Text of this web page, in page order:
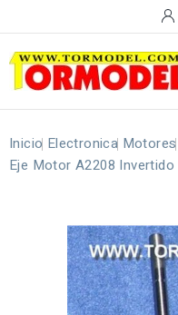
Inicio Electronica Motores
Eje Motor A2208 Invertido